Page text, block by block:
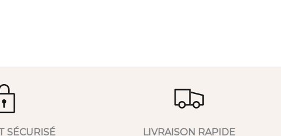
SÉCURISÉ LIVRAISON RAPIDE